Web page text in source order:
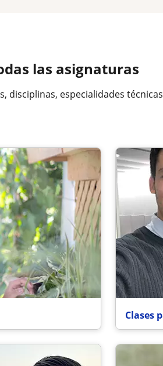
las asignaturas
especialidades
Clases